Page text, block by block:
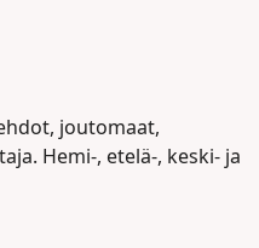
joutomaat,
Hemi-, etelä-, keski- ja